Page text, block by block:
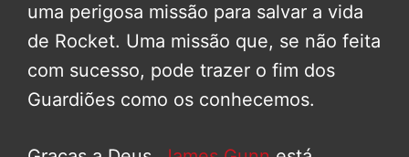
uma perigosa missão para salvar a vida
de Rocket. Uma missão que, se não feita
com sucesso, pode trazer o fim dos
Guardiões como os conhecemos.